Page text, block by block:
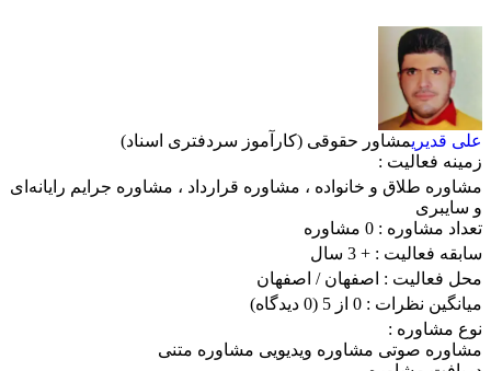
علی قدیریمشاور حقوقی (کارآموز سردفتری اسناد)
زمینه فعالیت :
مشاوره طلاق و خانواده ، مشاوره قرارداد ، مشاوره جرایم رایانه‌ای
و سایبری
تعداد مشاوره : 0 مشاوره
سابقه فعالیت : + 3 سال
محل فعالیت : اصفهان/ اصفهان
میانگین نظرات : 0 از 5
(0 دیدگاه)
نوع مشاوره :
مشاوره صوتی مشاوره ویدیویی مشاوره متنی